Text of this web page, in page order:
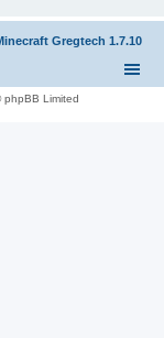
Gregtech 1.7.10
Limited